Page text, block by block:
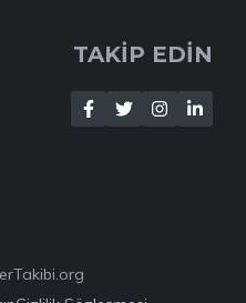
TAKİP EDİN